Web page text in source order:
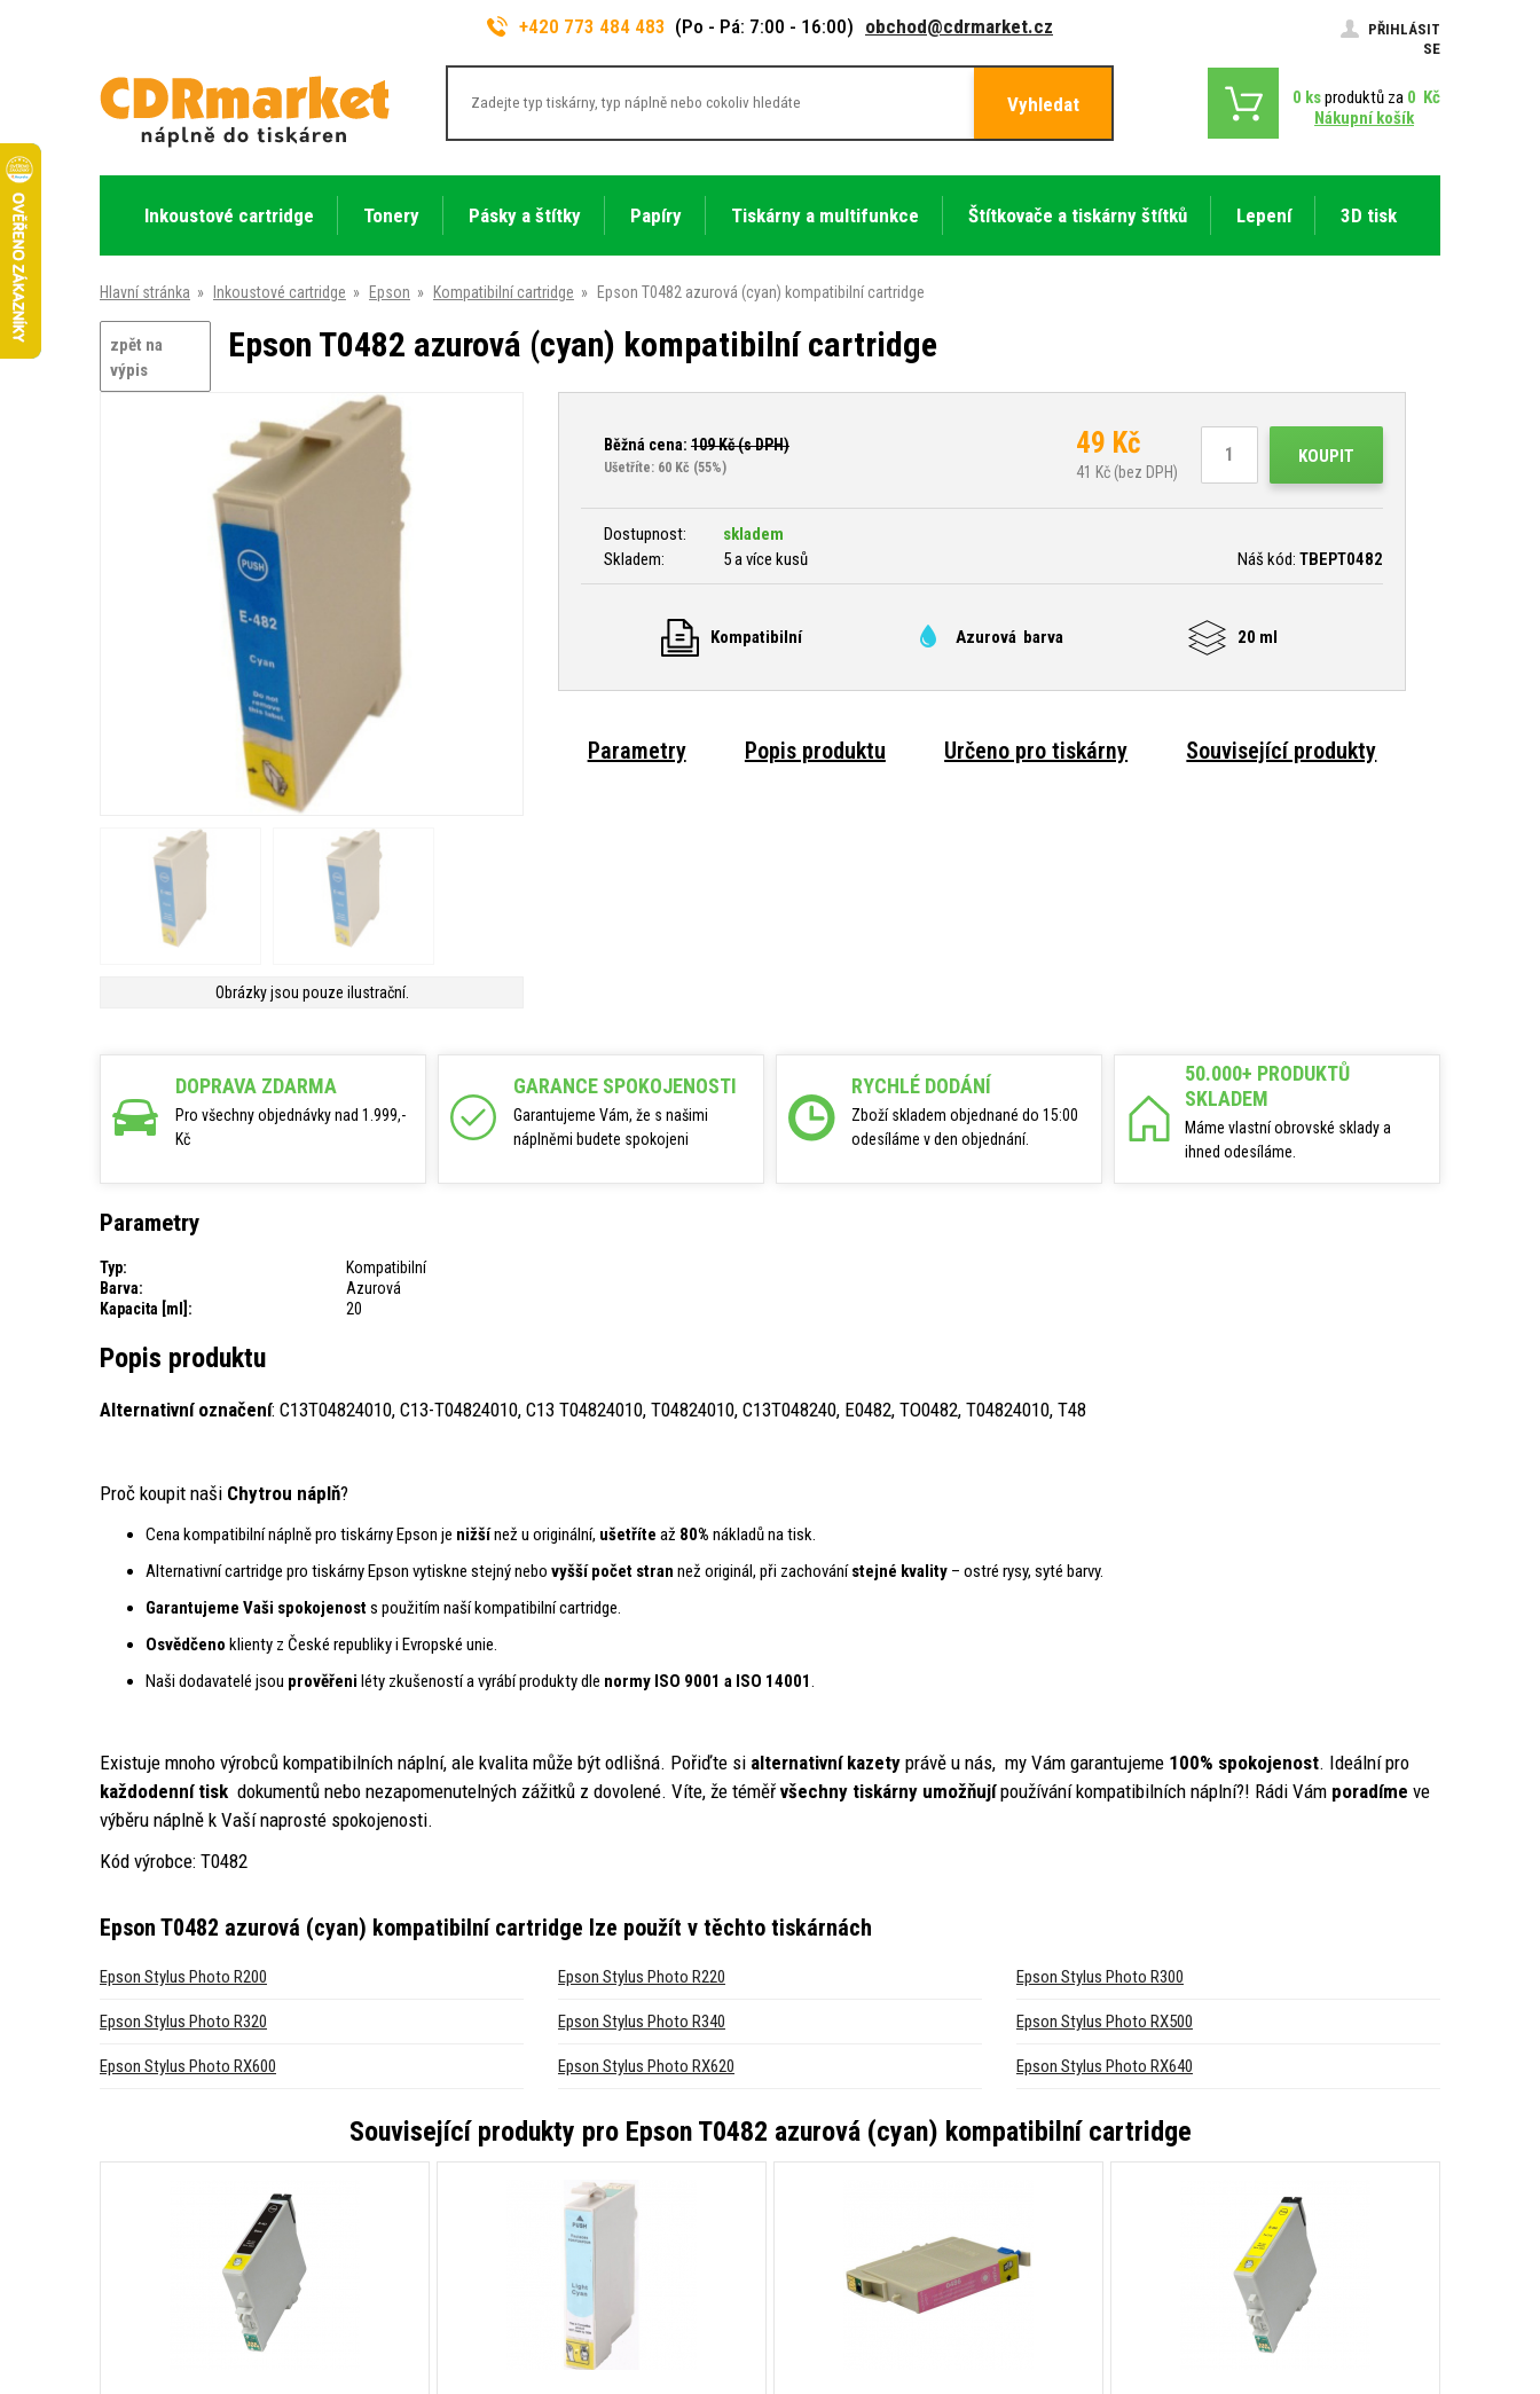
+420 773 484 483 (Po - Pá: 7:00 - 16:00) obchod@cdrmarket.cz
PŘIHLÁSIT
SE
Vyhledat 0 ksproduktů za 0 Kč
Nákupní košík
Inkoustové cartridge Tonery Pásky a štítky Papíry Tiskárny a multifunkce Štítkovače a tiskárny štítků Lepení 3D tisk
Hlavní stránka » Inkoustové cartridge » Epson » Kompatibilní cartridge » Epson T0482 azurová (cyan) kompatibilní cartridge
zpět na
výpis
Epson T0482 azurová (cyan) kompatibilní cartridge
Obrázky jsou pouze ilustrační.
Běžná cena: 109Kč (s DPH)
Ušetříte: 60 Kč (55%)
49 Kč
41 Kč (bez DPH)
KOUPIT
Dostupnost:
skladem
Skladem:
5 a více kusů Náš kód: TBEPT0482
Kompatibilní Azurová barva 20 ml
Parametry Popis produktu Určeno pro tiskárny Související produkty
DOPRAVA ZDARMA
Pro všechny objednávky nad 1.999,-
Kč
GARANCE SPOKOJENOSTI
Garantujeme Vám, že s našimi
náplněmi budete spokojeni
RYCHLÉ DODÁNÍ
Zboží skladem objednané do 15:00
odesíláme v den objednání.
50.000+ PRODUKTŮ
SKLADEM
Máme vlastní obrovské sklady a
ihned odesíláme.
Parametry
Typ:
Kompatibilní
Barva:
Azurová
Kapacita [ml]:
20
Popis produktu
Alternativní označení: C13T04824010, C13-T04824010, C13 T04824010, T04824010, C13T048240, E0482, TO0482, T04824010, T48
Proč koupit naši Chytrou náplň?
Cena kompatibilní náplně pro tiskárny Epson je nižšínež u originální, ušetříte až 80% nákladů na tisk.
Alternativní cartridge pro tiskárny Epson vytiskne stejný nebo vyšší počet stran než originál, při zachovánístejné kvality – ostré rysy, syté barvy.
Garantujeme Vaši spokojenosts použitím naší kompatibilní cartridge.
Osvědčeno klienty z České republiky i Evropské unie.
Naši dodavatelé jsou prověřeni léty zkušeností a vyrábí produkty dle normy ISO 9001 a ISO 14001.
Existuje mnoho výrobců kompatibilních náplní, ale kvalita může být odlišná. Pořiďte si alternativní kazety právě u nás, my Vám garantujeme 100% spokojenost. Ideální pro
každodenní tisk dokumentů nebo nezapomenutelných zážitků z dovolené. Víte, že téměř všechny tiskárny umožňujípoužívání kompatibilních náplní?! Rádi Vám poradíme ve
výběru náplně k Vaší naprosté spokojenosti.
Kód výrobce: T0482
Epson T0482 azurová (cyan) kompatibilní cartridge lze použít v těchto tiskárnách
Epson Stylus Photo R200 Epson Stylus Photo R220 Epson Stylus Photo R300
Epson Stylus Photo R320 Epson Stylus Photo R340 Epson Stylus Photo RX500
Epson Stylus Photo RX600 Epson Stylus Photo RX620 Epson Stylus Photo RX640
Související produkty pro Epson T0482 azurová (cyan) kompatibilní cartridge